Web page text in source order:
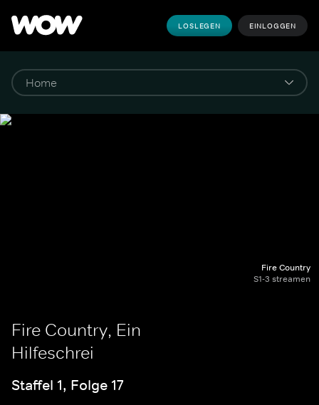
LOSLEGEN EINLOGGEN
Fire Country
S1-3 streamen
Fire Country, Ein
Hilfeschrei
Staffel 1, Folge 17